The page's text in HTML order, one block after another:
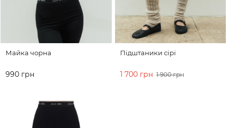
Майка чорна
990 грн
Підштаники сірі
1 700 грн 1 900 грн